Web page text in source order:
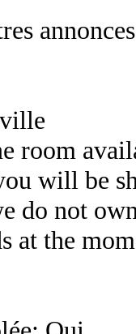
room
will be
do not
at the